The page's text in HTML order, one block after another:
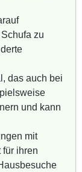
zu
das auch bei
und kann
mit
für ihren